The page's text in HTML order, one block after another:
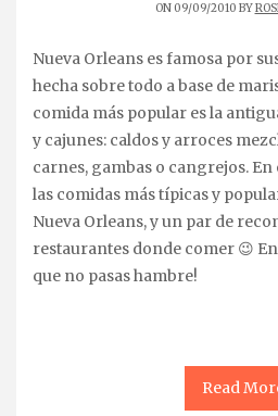
ON 09/09/2010 BY
Nueva Orleans es famosa por sus platos de comida,
hecha sobre todo a base de
comida más popular es la
y cajunes: caldos y arroces
carnes, gambas o cangrejos.
las comidas más típicas y
Nueva Orleans, y un par de
restaurantes donde comer 😉
que no pasas hambre!
Read